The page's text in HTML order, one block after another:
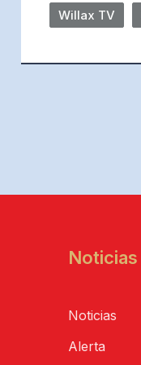
Willax TV
Noticias
Noticias
Alerta